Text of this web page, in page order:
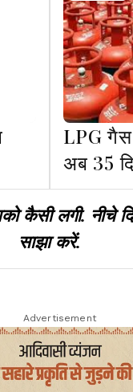
LPG
अब 35
कैसी लगी. नीचे
साझा करें.
Advertisement